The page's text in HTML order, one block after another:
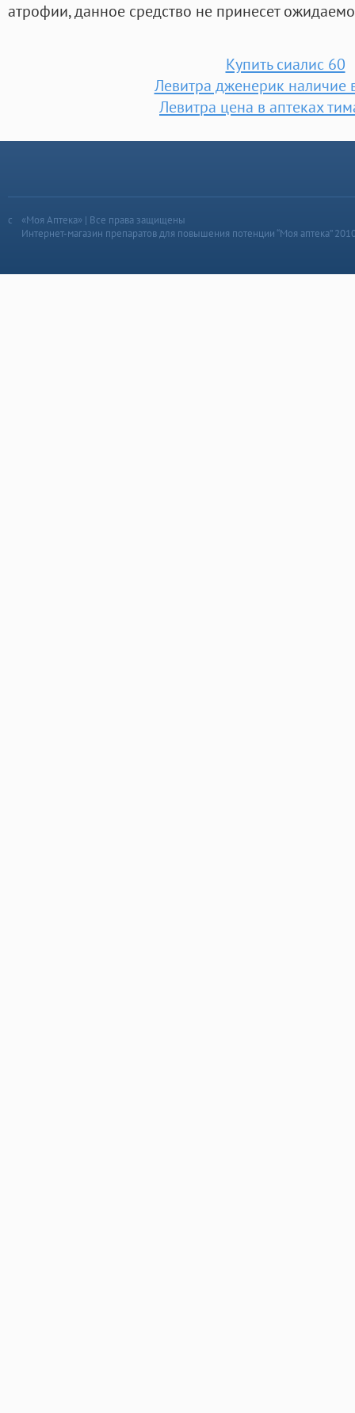
атрофии, данное средство не принесет
Купить сиалис 60
Левитра дженерик наличие
Левитра цена в аптеках
«Моя Аптека» | Все права защищены
Интернет-магазин препаратов для повышения потенции “Моя аптека”